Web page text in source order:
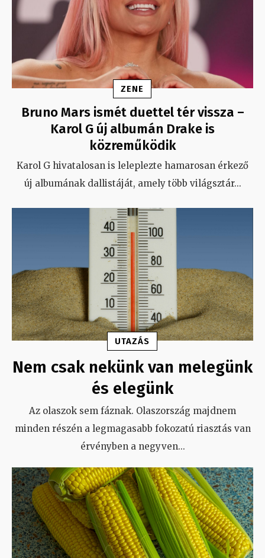
ZENE
Bruno Mars ismét duettel tér vissza –
Karol G új albumán Drake is
közreműködik
Karol G hivatalosan is leleplezte hamarosan érkező
új albumának dallistáját, amely több világsztár...
UTAZÁS
Nem csak nekünk van melegünk
és elegünk
Az olaszok sem fáznak. Olaszország majdnem
minden részén a legmagasabb fokozatú riasztás van
érvényben a negyven...